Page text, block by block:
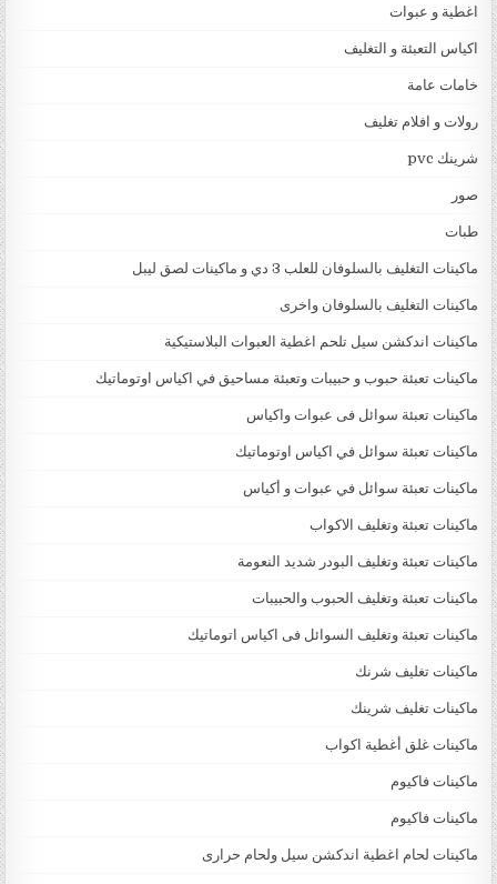
اغطية و عبوات
اكياس التعبئة و التغليف
خامات عامة
رولات و افلام تغليف
شرينك pvc
صور
طبات
ماكينات التغليف بالسلوفان للعلب 3 دي و ماكينات لصق ليبل
ماكينات التغليف بالسلوفان واخرى
ماكينات اندكشن سيل تلحم اغطية العبوات البلاستيكية
ماكينات تعبئة حبوب و حبيبات وتعبئة مساحيق في اكياس اوتوماتيك
ماكينات تعبئة سوائل فى عبوات واكياس
ماكينات تعبئة سوائل في اكياس اوتوماتيك
ماكينات تعبئة سوائل في عبوات و أكياس
ماكينات تعبئة وتغليف الاكواب
ماكينات تعبئة وتغليف البودر شديد النعومة
ماكينات تعبئة وتغليف الحبوب والحبيبات
ماكينات تعبئة وتغليف السوائل فى اكياس اتوماتيك
ماكينات تغليف شرنك
ماكينات تغليف شرينك
ماكينات غلق أغطية اكواب
ماكينات فاكيوم
ماكينات فاكيوم
ماكينات لحام اغطية اندكشن سيل ولحام حرارى